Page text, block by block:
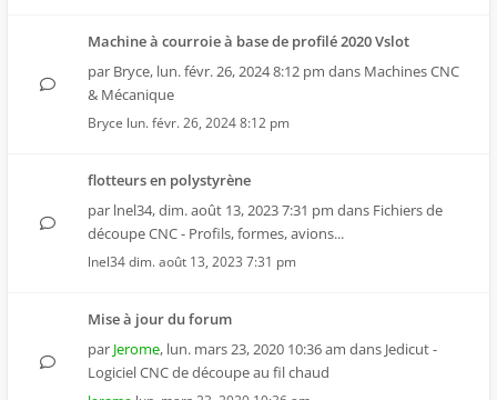
Machine à courroie à base de profilé 2020 Vslot
par Bryce, lun. févr. 26, 2024 8:12 pm dans Machines CNC
& Mécanique
Bryce lun. févr. 26, 2024 8:12 pm
flotteurs en polystyrène
par lnel34,dim. août 13, 2023 7:31 pm dans Fichiers de
découpe CNC - Profils, formes, avions...
lnel34dim. août 13, 2023 7:31 pm
Mise à jour du forum
par Jerome, lun. mars 23, 2020 10:36 am dans Jedicut -
Logiciel CNC de découpe au fil chaud